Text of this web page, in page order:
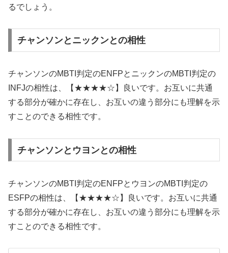
るでしょう。
チャンソンとニックンとの相性
チャンソンのMBTI判定のENFPとニックンのMBTI判定の
INFJの相性は、【★★★★☆】良いです。お互いに共通
する部分が確かに存在し、お互いの違う部分にも理解を示
すことのできる相性です。
チャンソンとウヨンとの相性
チャンソンのMBTI判定のENFPとウヨンのMBTI判定の
ESFPの相性は、【★★★★☆】良いです。お互いに共通
する部分が確かに存在し、お互いの違う部分にも理解を示
すことのできる相性です。